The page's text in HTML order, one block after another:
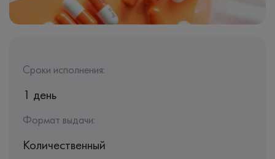
Сроки исполнения:
1 день
Формат выдачи:
Количественный